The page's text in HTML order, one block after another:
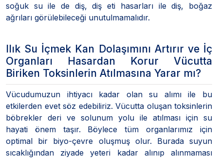
soğuk su ile de diş, diş eti hasarları ile diş, boğaz
ağrıları görülebileceği unutulmamalıdır.
Ilık Su İçmek Kan Dolaşımını Artırır ve İç
Organları Hasardan Korur Vücutta
Biriken Toksinlerin Atılmasına Yarar mı?
Vücudumuzun ihtiyacı kadar olan su alımı ile bu
etkilerden evet söz edebiliriz. Vücutta oluşan toksinlerin
böbrekler deri ve solunum yolu ile atılması için su
hayati önem taşır. Böylece tüm organlarımız için
optimal bir biyo-çevre oluşmuş olur. Burada suyun
sıcaklığından ziyade yeteri kadar alınıp alınmaması